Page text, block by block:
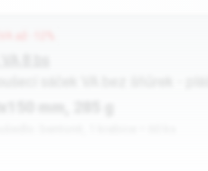
sáček VA bez šňůrek -